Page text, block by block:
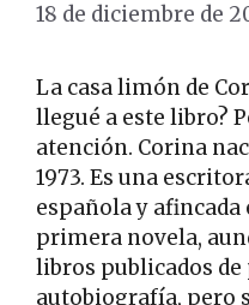
18 de diciembre de
La casa limón de
llegué a este libro?
atención. Corina
1973. Es una
española y afincada
primera novela,
libros publicados de
autobiografía, pero